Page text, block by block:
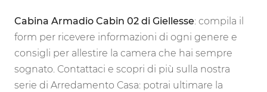
Cabina Armadio Cabin 02 di Giellesse: compila il
form per ricevere informazioni di ogni genere e
consigli per allestire la camera che hai sempre
sognato. Contattaci e scopri di più sulla nostra
serie di Arredamento Casa: potrai ultimare la